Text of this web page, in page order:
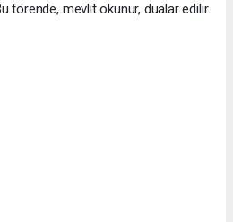
törende, mevlit okunur, dualar edilir